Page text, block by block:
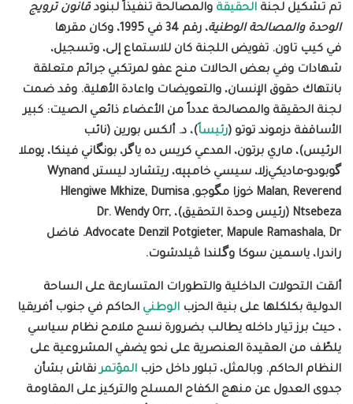
تم تشكيل لجنة الحقيقة والمصالحة تنفيذاً لبنودقانون ترويج
الوحدة والمصالحة الوطنية
، رقم 34 في 1995، وكان مقرها
في كيپ تاون. تفويض اللجنة كان للاستماع إلى، وتسجيل،
شهادات وفي بعض الحالات منح عفو لمرتكبي جرائم متعلقة
بانتهاك حقوق الإنسان، والتعويضات واعادة الأهلية. وقد ضمت
لجنة الحقيقة والمصالحة عدداً من الأعضاء ذائعي الصيت: كبير
الأساقفة دزموند توتو (رئيساً)، د. ألكس بورين (نائب
الرئيس)، ماري برتون، المدعي كريس ده ياگر، بونگاني فينكا، پوملا
گوبودو-ماديكي‌زلا، سيسي خامپپه، ريتشارد ليستر , Wynand
Malan, Reverend خوزا مگوجو , Hlengiwe Mkhize, Dumisa
Ntsebeza (
رئيس وحدة التحقيق)، Dr. Wendy Orr,
Advocate Denzil Potgieter, Mapule Ramashala, Dr. فاضل
راندرا، ياسمين سوكا وگلندا ڤيلدشوت.
ألقت التحولات الداخلية والتطورات المتسارعة على الساحة
الدولية بكلكلها على بنية الحزب الوطني الحاكم في جنوب أفريقيا
، حيث برز تيار داخله يطالب بضرورة نسج ملامح نظام سياسي
يلطّف من العقيدة العنصرية على نحو يضفي المشروعية على
النظام الحاكم. وبالمثل، تبلور داخل حزب المؤتمرنقاش بشأن
جدوى العدول عن منهج الكفاح المسلح والتركيز على المقاومة